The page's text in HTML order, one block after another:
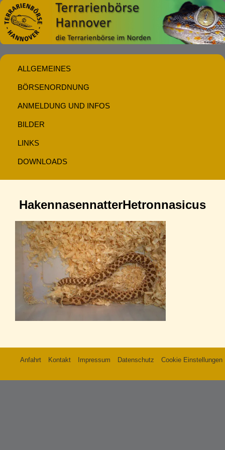
ALLGEMEINES
BÖRSENORDNUNG
ANMELDUNG UND INFOS
BILDER
LINKS
DOWNLOADS
HakennasennatterHetronnasicus
Anfahrt Kontakt Impressum Datenschutz Cookie Einstellungen